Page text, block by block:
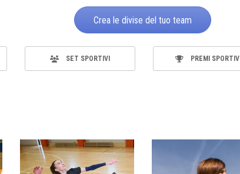
Crea le divise del tuo team
SET SPORTIVI PREMI SPORTIVI